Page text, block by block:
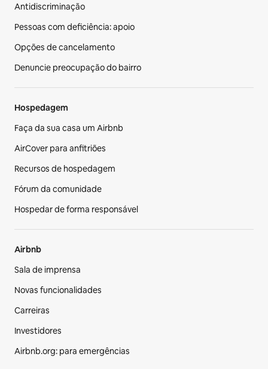
Antidiscriminação
Pessoas com deficiência: apoio
Opções de cancelamento
Denuncie preocupação do bairro
Hospedagem
Faça da sua casa um Airbnb
AirCover para anfitriões
Recursos de hospedagem
Fórum da comunidade
Hospedar de forma responsável
Airbnb
Sala de imprensa
Novas funcionalidades
Carreiras
Investidores
Airbnb.org: para emergências